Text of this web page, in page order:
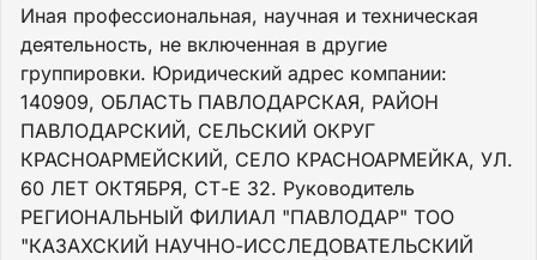
Иная профессиональная, научная и техническая
деятельность, не включенная в другие
группировки. Юридический адрес компании:
140909, ОБЛАСТЬ ПАВЛОДАРСКАЯ, РАЙОН
ПАВЛОДАРСКИЙ, СЕЛЬСКИЙ ОКРУГ
КРАСНОАРМЕЙСКИЙ, СЕЛО КРАСНОАРМЕЙКА, УЛ.
60 ЛЕТ ОКТЯБРЯ, СТ-Е 32. Руководитель
РЕГИОНАЛЬНЫЙ ФИЛИАЛ "ПАВЛОДАР" ТОО
"КАЗАХСКИЙ НАУЧНО-ИССЛЕДОВАТЕЛЬСКИЙ